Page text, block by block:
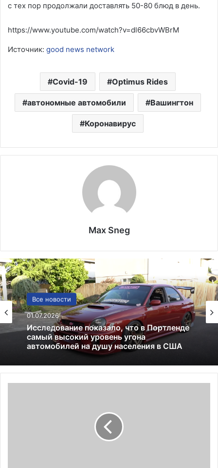
с тех пор продолжали доставлять 50-80 блюд в день.
https://www.youtube.com/watch?v=dl66cbvWBrM
Источник: good news network
Covid-19 Optimus Rides
автономные автомобили Вашингтон
Коронавирус
Max Sneg
Все новости
01.07.2026
автомобилей на душу населения в США
Авто
05.05.2026
Крузак 200 (Toyota Land Cruiser 200):
полный гид по легендарному
внедорожнику